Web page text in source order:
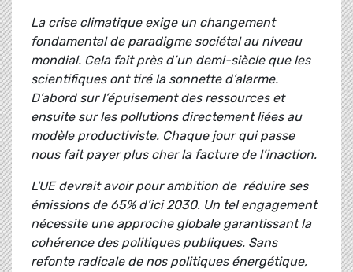
La crise climatique exige un changement
fondamental de paradigme sociétal au niveau
mondial. Cela fait près d’un demi-siècle que les
scientifiques ont tiré la sonnette d’alarme.
D’abord sur l’épuisement des ressources et
ensuite sur les pollutions directement liées au
modèle productiviste. Chaque jour qui passe
nous fait payer plus cher la facture de l’inaction.
L'UE devrait avoir pour ambition de réduire ses
émissions de 65% d’ici 2030. Un tel engagement
nécessite une approche globale garantissant la
cohérence des politiques publiques. Sans
refonte radicale de nos politiques énergétique,